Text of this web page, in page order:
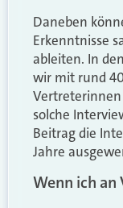
Daneben
Erkenntnisse
ableiten. In
wir mit rund
solche
Beitrag die
Jahre
Wenn ich an